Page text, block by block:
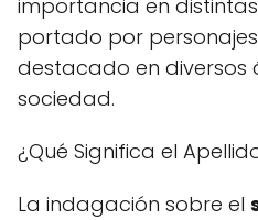
importancia en
portado por
destacado en diversos
sociedad.
¿Qué Significa el
La indagación sobre el